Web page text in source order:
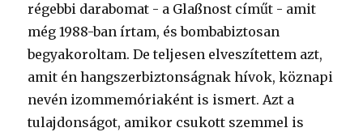
régebbi darabomat - a Glaßnost címűt - amit
még 1988-ban írtam, és bombabiztosan
begyakoroltam. De teljesen elveszítettem azt,
amit én hangszerbiztonságnak hívok, köznapi
nevén izommemóriaként is ismert. Azt a
tulajdonságot, amikor csukott szemmel is